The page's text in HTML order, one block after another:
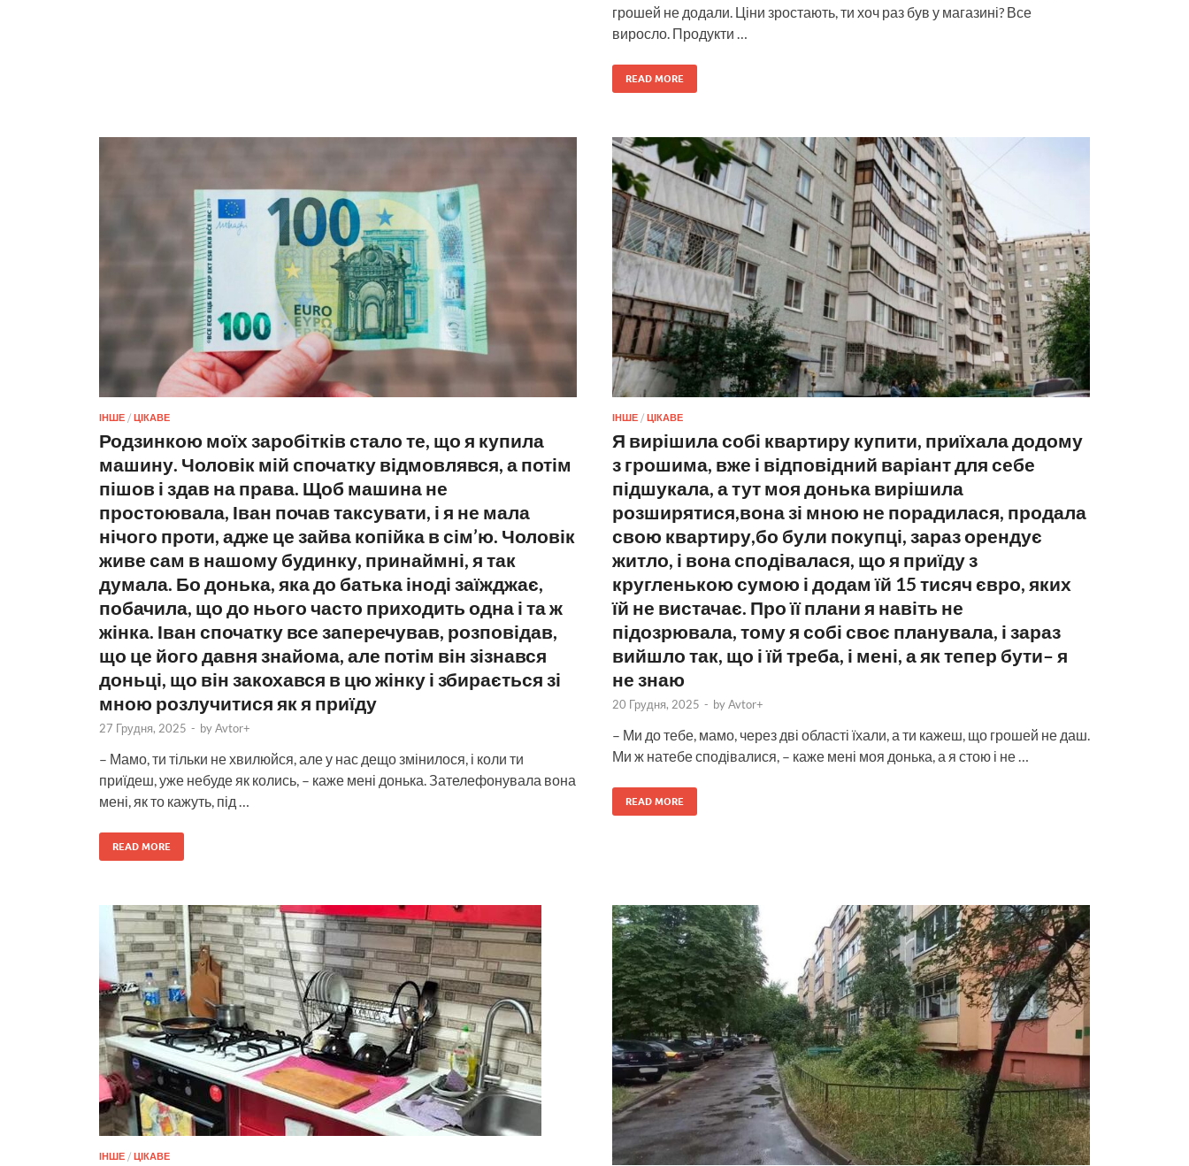
грошей не додали. Ціни зростають, ти хоч раз був у магазині? Все
виросло. Продукти …
READ MORE
ІНШЕ / ЦІКАВЕ
Родзинкою моїх заробітків стало те, що я купила
машину. Чоловік мій спочатку відмовлявся, а потім
пішов і здав на права. Щоб машина не
простоювала, Іван почав таксувати, і я не мала
нічого проти, адже це зайва копійка в сім’ю. Чоловік
живе сам в нашому будинку, принаймні, я так
думала. Бо донька, яка до батька іноді заїжджає,
побачила, що до нього часто приходить одна і та ж
жінка. Іван спочатку все заперечував, розповідав,
що це його давня знайома, але потім він зізнався
доньці, що він закохався в цю жінку і збирається зі
мною розлучитися як я приїду
27 Грудня, 2025 - byAvtor+
– Мамо, ти тільки не хвилюйся, але у нас дещо змінилося, і коли ти
приїдеш, уже небуде як колись, – каже мені донька. Зателефонувала вона
мені, як то кажуть, під …
READ MORE
ІНШЕ/ ЦІКАВЕ
Я вирішила собі квартиру купити, приїхала додому
з грошима, вже і відповідний варіант для себе
підшукала, а тут моя донька вирішила
розширятися,вона зі мною не порадилася, продала
свою квартиру,бо були покупці, зараз орендує
житло, і вона сподівалася, що я приїду з
кругленькою сумою і додам їй 15 тисяч євро, яких
їй не вистачає. Про її плани я навіть не
підозрювала, тому я собі своє планувала, і зараз
вийшло так, що і їй треба, і мені, а як тепер бути– я
не знаю
20 Грудня, 2025 - byAvtor+
– Ми до тебе, мамо, через дві області їхали, а ти кажеш, що грошей не даш.
Ми ж натебе сподівалися, – каже мені моя донька, а я стою і не …
READ MORE
ІНШЕ / ЦІКАВЕ